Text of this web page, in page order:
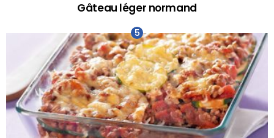
Gâteau léger normand